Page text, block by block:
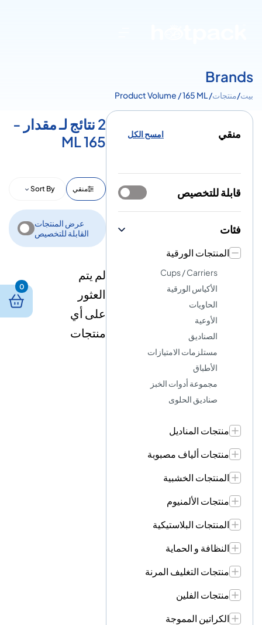
Brands
بيت/منتجات/ Product Volume / 165 ML
منقي امسح الكل
قابلة للتخصيص
فئات
المنتجات الورقية
Cups / Carriers
الأكياس الورقية
الحاويات
الأوعية
الصناديق
مستلزمات الامتيازات
الأطباق
مجموعة أدوات الخبز
صناديق الحلوى
منتجات المناديل
منتجات ألياف مصبوبة
المنتجات الخشبية
منتجات الألمنيوم
المنتجات البلاستيكية
النظافة و الحماية
منتجات التغليف المرنة
منتجات الفلين
الكراتين المموجة
2 نتائج لـ مقدار -
165 ML
منقي Sort By
عرض المنتجات
القابلة للتخصيص
لم يتم
العثور
على أي
منتجات
0